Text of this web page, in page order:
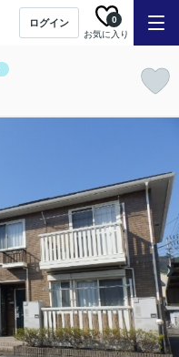
ログイン
お気に入り
0